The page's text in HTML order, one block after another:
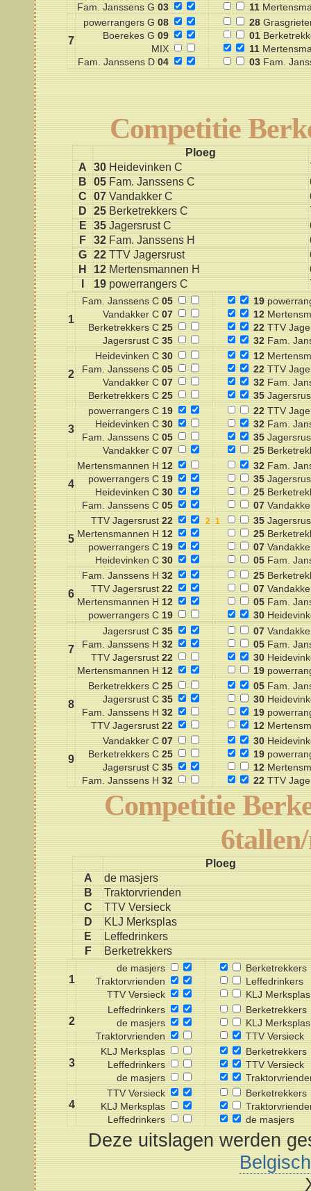
Fam. Janssens G 03
11
7
powerrangers G 08
Boerekes G 09
MIX
Fam. Janssens D 04
28
01
11
03Fam.
Competitie
Ploeg
A
30 Heidevinken C
B
05 Fam. Janssens C
C
07 Vandakker C
D
25 Berketrekkers C
E
35 Jagersrust C
F
32 Fam. Janssens H
G 22 TTV Jagersrust
H
12 Mertensmannen H
19 powerrangers C
1
Fam. Janssens C 05
Vandakker C 07
Berketrekkers C 25
Jagersrust C 35
19
12
22TTV
32Fam.
2
Heidevinken C 30
Fam. Janssens C 05
Vandakker C 07
Berketrekkers C 25
12
22TTV
32Fam.
35
3
powerrangers C 19
Heidevinken C 30
Fam. Janssens C 05
Vandakker C 07
22TTV
32Fam.
35
25
4
Mertensmannen H 12
powerrangers C 19
Heidevinken C 30
Fam. Janssens C 05
32Fam.
35
25
07
5
TTV Jagersrust 22
Mertensmannen H 12
powerrangers C 19
Heidevinken C 30
35
25
07
05Fam.
6
Fam. Janssens H 32
TTV Jagersrust 22
Mertensmannen H 12
powerrangers C 19
25
07
05Fam.
30
7
Jagersrust C 35
Fam. Janssens H 32
TTV Jagersrust 22
Mertensmannen H 12
07
05Fam.
30
19
8
Berketrekkers C 25
Jagersrust C 35
Fam. Janssens H 32
TTV Jagersrust 22
05Fam.
30
19
12
9
Vandakker C 07
Berketrekkers C 25
Jagersrust C 35
Fam. Janssens H 32
30
19
12
22TTV
Competitie
Ploeg
A
de masjers
B
Traktorvrienden
C
TTV Versieck
D
KLJ Merksplas
E
Leffedrinkers
F
Berketrekkers
1
de masjers
Traktorvrienden
TTV Versieck
Berketrekkers
Leffedrinkers
KLJ Merksplas
2
Leffedrinkers
de masjers
Traktorvrienden
Berketrekkers
KLJ Merksplas
TTV Versieck
3
KLJ Merksplas
Leffedrinkers
de masjers
Berketrekkers
TTV Versieck
4
TTV Versieck
KLJ Merksplas
Leffedrinkers
Berketrekkers
de masjers
Deze uitslagen werden